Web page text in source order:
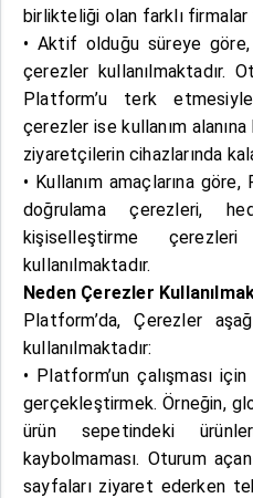
birlikteliği olan farklı
• Aktif olduğu süreye
çerezler kullanılmaktadır.
Platform’u terk
çerezler ise kullanım
ziyaretçilerin cihazlarında
• Kullanım amaçlarına
doğrulama çerezleri,
kişiselleştirme
kullanılmaktadır.
Neden Çerezler
Platform’da, Çerezler
kullanılmaktadır:
• Platform’un çalışması
gerçekleştirmek. Örneğin,
ürün sepetindeki
kaybolmaması. Oturum
sayfaları ziyaret ederken